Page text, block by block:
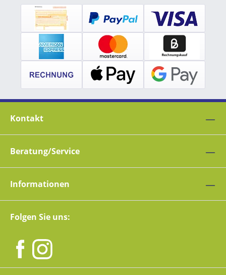
Kontakt
Beratung/Service
Informationen
Folgen Sie uns: